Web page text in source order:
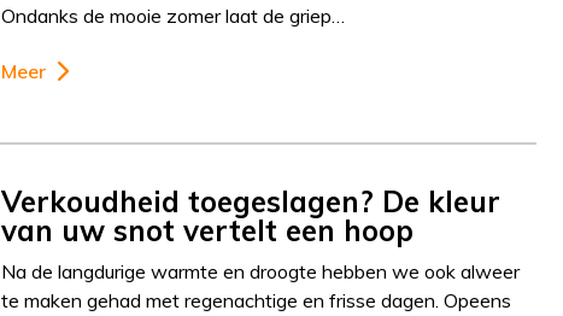
Ondanks de mooie zomer laat de griep…
Meer
Verkoudheid toegeslagen? De kleur
van uw snot vertelt een hoop
Na de langdurige warmte en droogte hebben we ook alweer
te maken gehad met regenachtige en frisse dagen. Opeens